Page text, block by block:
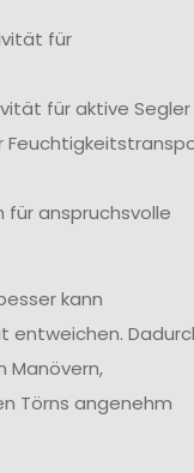
für
für aktive Segler
für anspruchsvolle
kann
entweichen.
Manövern,
Törns angenehm